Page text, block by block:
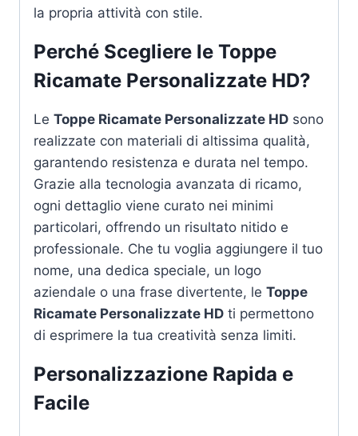
la propria attività con stile.
Perché Scegliere le Toppe
Ricamate Personalizzate HD?
Le Toppe Ricamate Personalizzate HD sono
realizzate con materiali di altissima qualità,
garantendo resistenza e durata nel tempo.
Grazie alla tecnologia avanzata di ricamo,
ogni dettaglio viene curato nei minimi
particolari, offrendo un risultato nitido e
professionale. Che tu voglia aggiungere il tuo
nome, una dedica speciale, un logo
aziendale o una frase divertente, le Toppe
Ricamate Personalizzate HD ti permettono
di esprimere la tua creatività senza limiti.
Personalizzazione Rapida e
Facile